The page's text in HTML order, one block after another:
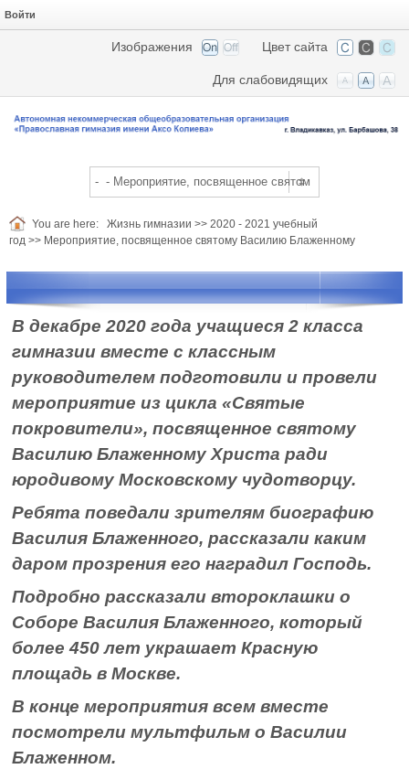
Войти
Цвет сайта
Изображения
Для слабовидящих
You are here: Жизнь гимназии >> 2020 - 2021 учебный
год >> Мероприятие, посвященное святому Василию Блаженному
В декабре 2020 года учащиеся 2 класса
гимназии вместе с классным
руководителем подготовили и провели
мероприятие из цикла «Святые
покровители», посвященное святому
Василию Блаженному Христа ради
юродивому Московскому чудотворцу.
Ребята поведали зрителям биографию
Василия Блаженного, рассказали каким
даром прозрения его наградил Господь.
Подробно рассказали второклашки о
Соборе Василия Блаженного, который
более 450 лет украшает Красную
площадь в Москве.
В конце мероприятия всем вместе
посмотрели мультфильм о Василии
Блаженном.